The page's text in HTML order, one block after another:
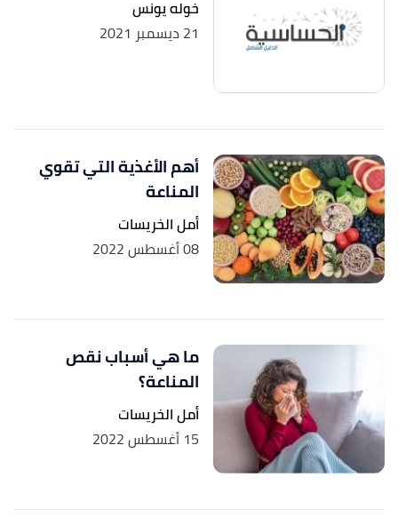
خوله يونس
21 ديسمبر 2021
أهم الأغذية التي تقوي
المناعة
أمل الخريسات
08 أغسطس 2022
ما هي أسباب نقص
المناعة؟
أمل الخريسات
15 أغسطس 2022